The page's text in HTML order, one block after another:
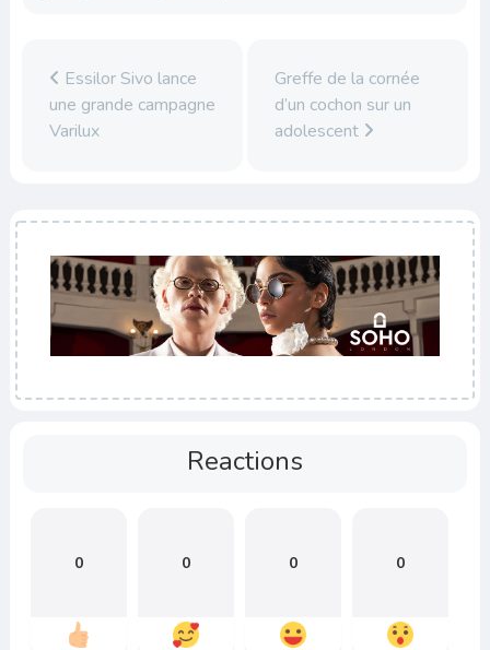
Essilor Sivo lance
une grande campagne
Varilux
Greffe de la cornée
d’un cochon sur un
adolescent
Reactions
0 0 0 0